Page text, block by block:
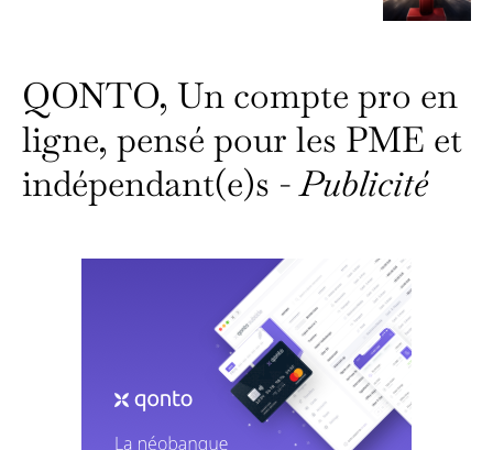
QONTO, Un compte pro en
ligne, pensé pour les PME et
indépendant(e)s -Publicité